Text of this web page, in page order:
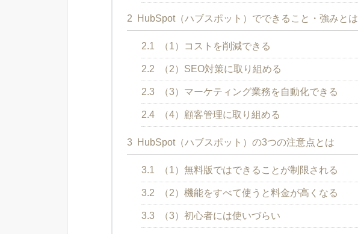
2 HubSpot（ハブスポット）でできること・強みとは
2.1 （1）コストを削減できる
2.2 （2）SEO対策に取り組める
2.3 （3）マーケティング業務を自動化できる
2.4 （4）顧客管理に取り組める
3 HubSpot（ハブスポット）の3つの注意点とは
3.1 （1）無料版ではできることが制限される
3.2 （2）機能をすべて使うと料金が高くなる
3.3 （3）初心者には使いづらい